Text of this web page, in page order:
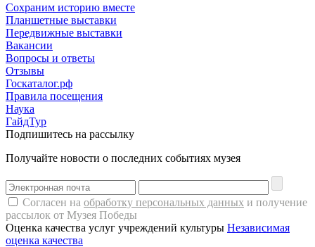
Сохраним историю вместе
Планшетные выставки
Передвижные выставки
Вакансии
Вопросы и ответы
Отзывы
Госкаталог.рф
Правила посещения
Наука
ГайдТур
Подпишитесь на рассылку
Получайте новости о последних событиях музея
Согласен на обработку персональных данных и получение
рассылок от Музея Победы
Оценка качества услуг учреждений культуры Независимая
оценка качества